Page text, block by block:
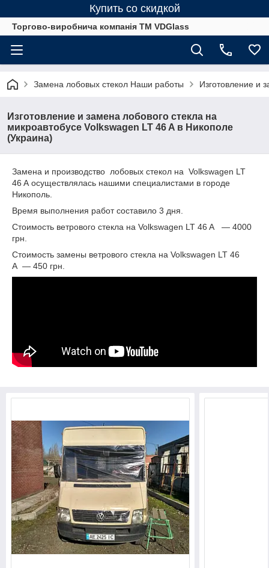
Купить со скидкой
Торгово-виробнича компанія ТМ VDGlass
Замена лобовых стекол Наши работы Изготовление и
Изготовление и замена лобового стекла на
микроавтобусе Volkswagen LT 46 A в Никополе
(Украина)
Замена и производство лобовых стекол на Volkswagen LT
46 A осуществлялась нашими специалистами в городе
Никополь.
Время выполнения работ составило 3 дня.
Стоимость ветрового стекла на Volkswagen LT 46 A ― 4000
грн.
Стоимость замены ветрового стекла на Volkswagen LT 46
A ― 450 грн.